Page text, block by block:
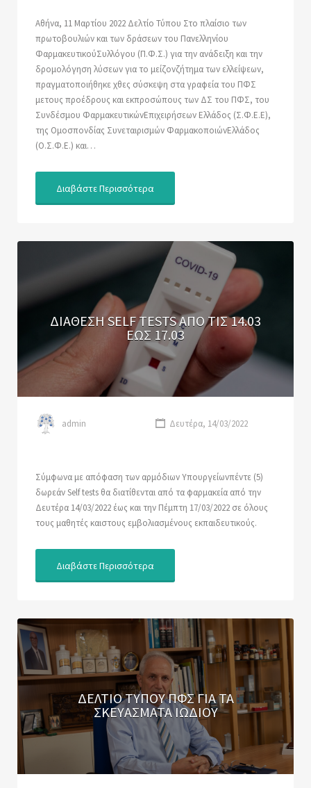
Αθήνα, 11 Μαρτίου 2022 Δελτίο Τύπου Στο πλαίσιο των
πρωτοβουλιών και των δράσεων του Πανελληνίου
ΦαρμακευτικούΣυλλόγου (Π.Φ.Σ.) για την ανάδειξη και την
δρομολόγηση λύσεων για το μείζονζήτημα των ελλείψεων,
πραγματοποιήθηκε χθες σύσκεψη στα γραφεία του ΠΦΣ
μετους προέδρους και εκπροσώπους των ΔΣ του ΠΦΣ, του
Συνδέσμου ΦαρμακευτικώνΕπιχειρήσεων Ελλάδος (Σ.Φ.Ε.Ε),
της Ομοσπονδίας Συνεταιρισμών ΦαρμακοποιώνΕλλάδος
(Ο.Σ.Φ.Ε.) και…
Διαβάστε Περισσότερα
ΔΙΑΘΕΣΗ SELF TESTS ΑΠΟ ΤΙΣ 14.03
ΕΩΣ 17.03
admin Δευτέρα, 14/03/2022
Σύμφωνα με απόφαση των αρμόδιων Υπουργείωνπέντε (5)
δωρεάν Self tests θα διατίθενται από τα φαρμακεία από την
Δευτέρα 14/03/2022 έως και την Πέμπτη 17/03/2022 σε όλους
τους μαθητές καιστους εμβολιασμένους εκπαιδευτικούς.
Διαβάστε Περισσότερα
ΔΕΛΤΙΟ ΤΥΠΟΥ ΠΦΣ ΓΙΑ ΤΑ
ΣΚΕΥΑΣΜΑΤΑ ΙΩΔΙΟΥ